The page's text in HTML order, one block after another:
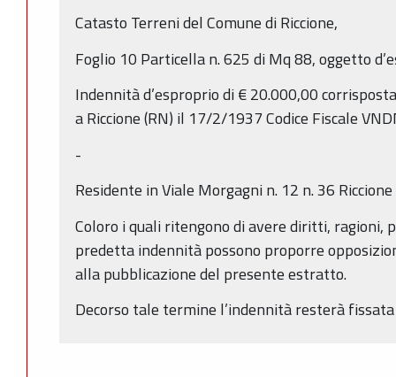
Catasto Terreni del Comune di Riccione,
Foglio 10 Particella n. 625 di Mq 88, oggetto
Indennità d’esproprio di € 20.000,00
a Riccione (RN) il 17/2/1937 Codice Fiscale
-
Residente in Viale Morgagni n. 12 n. 36
Coloro i quali ritengono di avere diritti, ragioni,
predetta indennità possono proporre
alla pubblicazione del presente estratto.
Decorso tale termine l’indennità resterà